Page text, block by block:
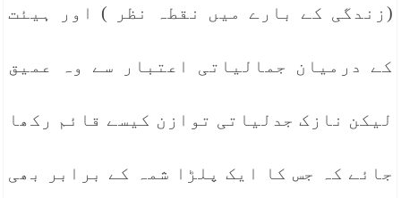
(زندگی کے بارے میں نقطہ نظر ) اور ہیئت
کے درمیان جمالیاتی اعتبار سے وہ عمیق
لیکن نازک جدلیاتی توازن کیسے قائم رکھا
جائے کہ جس کا ایک پلڑا شمہ کے برابر بھی